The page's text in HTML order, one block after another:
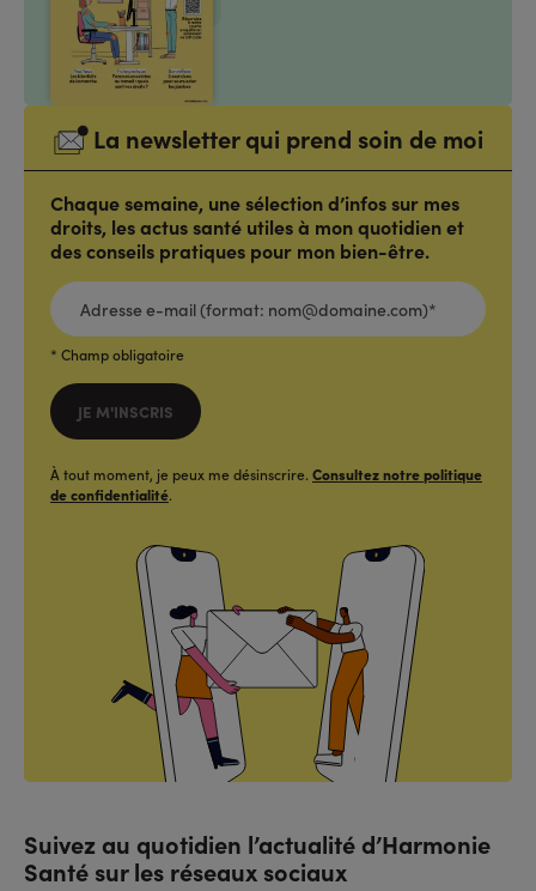
La newsletter qui prend soin de moi
Chaque semaine, une sélection d’infos sur mes
droits, les actus santé utiles à mon quotidien et
des conseils pratiques pour mon bien-être.
ADRESSE
E-
MAIL
(FORMAT:
NOM@DOMAINE.COM)*
* Champ obligatoire
JE M'INSCRIS
À tout moment, je peux me désinscrire. Consultez notre politique
de confidentialité.
Suivez au quotidien l’actualité d’Harmonie
Santé sur les réseaux sociaux